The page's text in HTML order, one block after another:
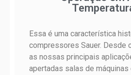
Essa é uma característica
compressores Sauer. Desde
as nossas principais
apertadas salas de máquinas